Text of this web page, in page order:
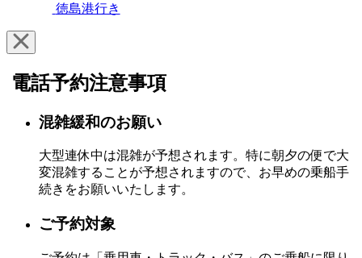
徳島港行き
電話予約注意事項
混雑緩和のお願い
大型連休中は混雑が予想されます。特に朝夕の便で大
変混雑することが予想されますので、お早めの乗船手
続きをお願いいたします。
ご予約対象